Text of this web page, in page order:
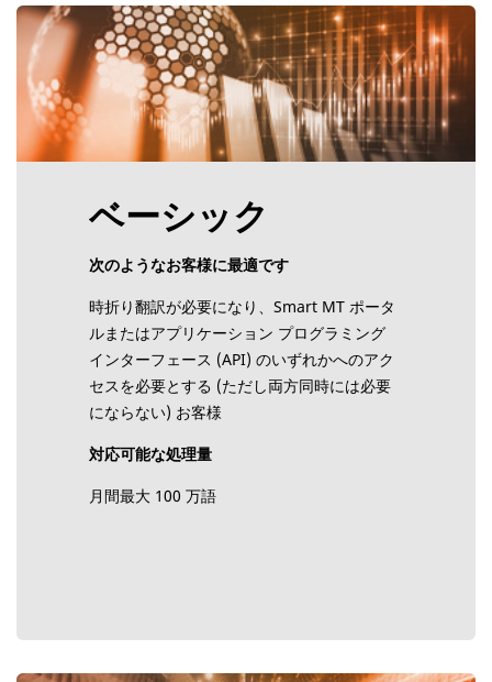
ベーシック
次のようなお客様に最適です
時折り翻訳が必要になり、Smart MT ポータ
ルまたはアプリケーション プログラミング
インターフェース (API) のいずれかへのアク
セスを必要とする (ただし両方同時には必要
にならない) お客様
対応可能な処理量
月間最大 100 万語